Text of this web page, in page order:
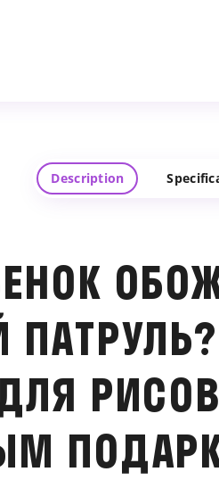
Description
We will contact you